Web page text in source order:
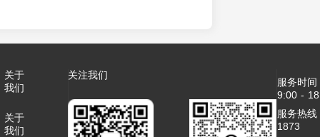
关于
我们
关于
我们
关注我们
服务时
9:00 -
服务热
1873